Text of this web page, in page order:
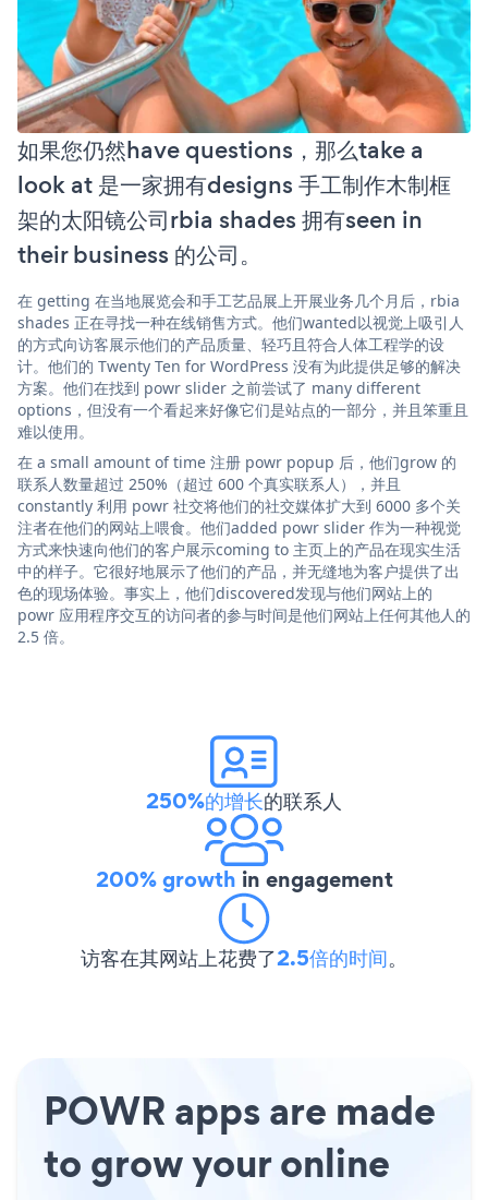
如果您仍然have questions，那么take a
look at 是一家拥有designs 手工制作木制框
架的太阳镜公司rbia shades 拥有seen in
their business 的公司。
在 getting 在当地展览会和手工艺品展上开展业务几个月后，rbia
shades 正在寻找一种在线销售方式。他们wanted以视觉上吸引人
的方式向访客展示他们的产品质量、轻巧且符合人体工程学的设
计。他们的 Twenty Ten for WordPress 没有为此提供足够的解决
方案。他们在找到 powr slider 之前尝试了 many different
options，但没有一个看起来好像它们是站点的一部分，并且笨重且
难以使用。
在 a small amount of time 注册 powr popup 后，他们grow 的
联系人数量超过 250%（超过 600 个真实联系人），并且
constantly 利用 powr 社交将他们的社交媒体扩大到 6000 多个关
注者在他们的网站上喂食。他们added powr slider 作为一种视觉
方式来快速向他们的客户展示coming to 主页上的产品在现实生活
中的样子。它很好地展示了他们的产品，并无缝地为客户提供了出
色的现场体验。事实上，他们discovered发现与他们网站上的
powr 应用程序交互的访问者的参与时间是他们网站上任何其他人的
2.5 倍。
250%的增长的联系人
200% growth in engagement
访客在其网站上花费了2.5倍的时间。
POWR apps are made
to grow your online